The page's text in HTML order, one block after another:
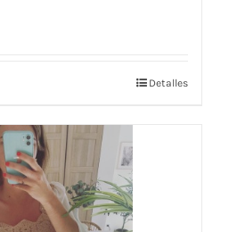
Detalles